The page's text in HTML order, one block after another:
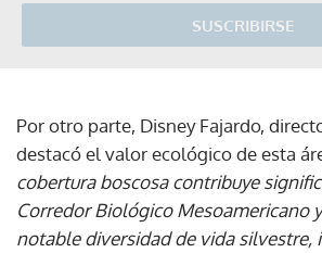
SUSCRIBIRSE
Por otro parte, Disney Fajardo,
destacó el valor ecológico de esta
cobertura boscosa contribuye
Corredor Biológico Mesoamericano
notable diversidad de vida silvestre,